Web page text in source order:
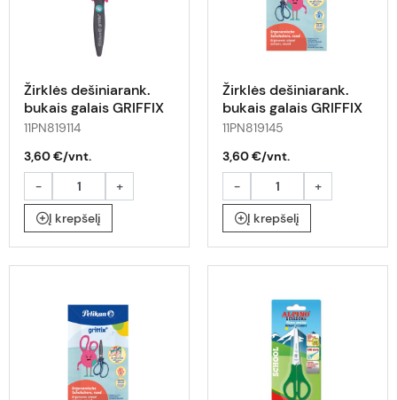
Žirklės dešiniarank.
bukais galais GRIFFIX
14cm turkio-rožinės
11PN819114
3,60 €/vnt.
-
+
Į krepšelį
Žirklės dešiniarank.
bukais galais GRIFFIX
14cm mėta-tamsiai
11PN819145
3,60 €/vnt.
-
+
Į krepšelį